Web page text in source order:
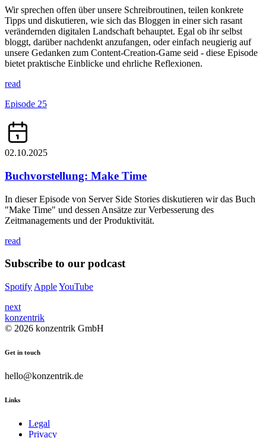
Wir sprechen offen über unsere Schreibroutinen, teilen konkrete
Tipps und diskutieren, wie sich das Bloggen in einer sich rasant
verändernden digitalen Landschaft behauptet. Egal ob ihr selbst
bloggt, darüber nachdenkt anzufangen, oder einfach neugierig auf
unsere Gedanken zum Content-Creation-Game seid - diese Episode
bietet praktische Einblicke und ehrliche Reflexionen.
read
Episode 25
02.10.2025
Buchvorstellung: Make Time
In dieser Episode von Server Side Stories diskutieren wir das Buch
"Make Time" und dessen Ansätze zur Verbesserung des
Zeitmanagements und der Produktivität.
read
Subscribe to our podcast
Spotify AppleYouTube
next
konzentrik
© 2026 konzentrik GmbH
Get in touch
hello@konzentrik.de
Links
Legal
Privacy